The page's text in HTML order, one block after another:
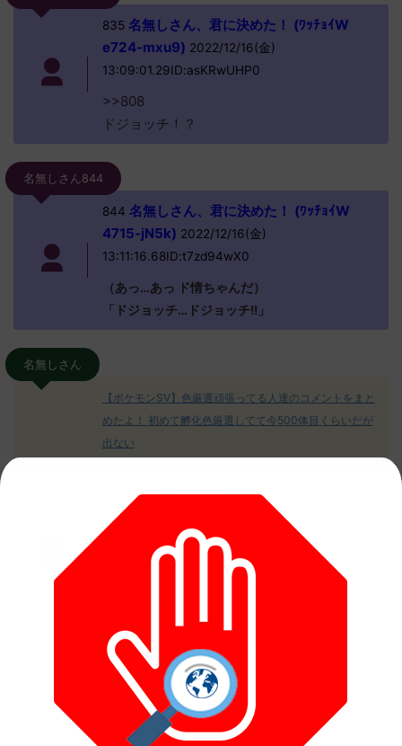
835名無しさん、君に決めた！ (ﾜｯﾁｮｲW
e724-mxu9) 2022/12/16(金)
13:09:01.29ID:asKRwUHP0
>>808
ドジョッチ！？
名無しさん844
844 名無しさん、君に決めた！ (ﾜｯﾁｮｲW
4715-jN5k) 2022/12/16(金)
13:11:16.68ID:t7zd94wX0
（あっ…あっ ド情ちゃんだ）
「ドジョッチ…ドジョッチ!!」
名無しさん
【ポケモンSV】色厳選頑張ってる人達のコメントをまと
めたよ！ 初めて孵化色厳選してて今500体目くらいだが
出ない
が鬱陶しい！
【ポケモンSV】ミカルゲ＝めんどくさい、許さない
【ポケモンSV】グレンアルマよ！エスバレイドで砕ける
本当に可愛いすぎる！！ニャオハの人形見てみない！？
え！？ミライドンの人形が浮いてる！？これどういうこ
と！？
ガチでオススメのポケモンSVの攻略本はこれだ！